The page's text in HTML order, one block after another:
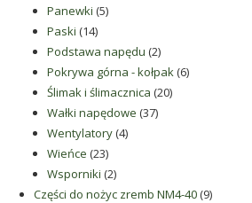
Panewki 55
Paski 1414
produktów
Podstawa napędu 22
produkty
Pokrywa górna - kołpak 66
Ślimak i ślimacznica 2020
Wałki napędowe 3737
Wentylatory 44
Wieńce 2323
produkty
Wsporniki 22
produkty
Części do nożyc zremb NM4-40 99